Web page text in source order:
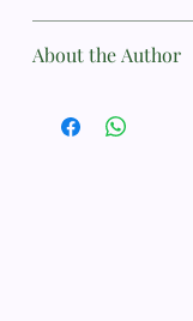
ISBN 9789798131127
Dimensi 17.50x11.00
About the Author
adalah salah